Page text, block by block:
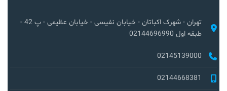
تهران - شهرک اکباتان - خیابان نفیسی - خیابان عظیمی - پ 42 -
طبقه اول 02144696990
02145139000
02144668381